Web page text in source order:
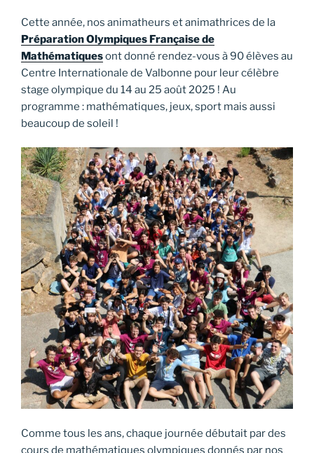
Cette année, nos animatheurs et animathrices de la
Préparation Olympiques Française de
Mathématiquesont donné rendez-vous à 90 élèves au
Centre Internationale de Valbonne pour leur célèbre
stage olympique du 14 au 25 août 2025 ! Au
programme : mathématiques, jeux, sport mais aussi
beaucoup de soleil !
Comme tous les ans, chaque journée débutait par des
cours de mathématiques olympiques donnés par nos